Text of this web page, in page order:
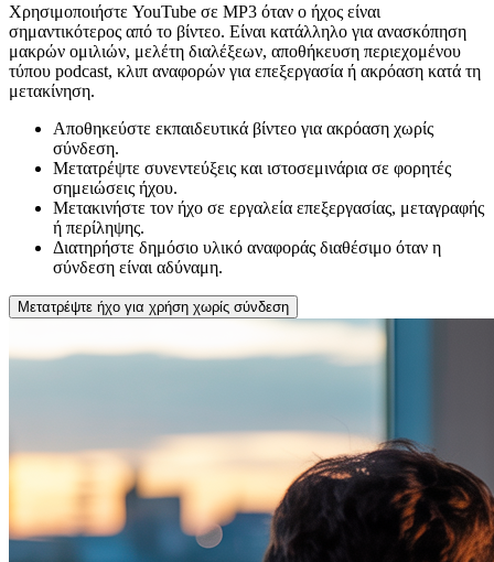
Χρησιμοποιήστε YouTube σε MP3 όταν ο ήχος είναι
σημαντικότερος από το βίντεο. Είναι κατάλληλο για ανασκόπηση
μακρών ομιλιών, μελέτη διαλέξεων, αποθήκευση περιεχομένου
τύπου podcast, κλιπ αναφορών για επεξεργασία ή ακρόαση κατά τη
μετακίνηση.
Αποθηκεύστε εκπαιδευτικά βίντεο για ακρόαση χωρίς
σύνδεση.
Μετατρέψτε συνεντεύξεις και ιστοσεμινάρια σε φορητές
σημειώσεις ήχου.
Μετακινήστε τον ήχο σε εργαλεία επεξεργασίας, μεταγραφής
ή περίληψης.
Διατηρήστε δημόσιο υλικό αναφοράς διαθέσιμο όταν η
σύνδεση είναι αδύναμη.
Μετατρέψτε ήχο για χρήση χωρίς σύνδεση